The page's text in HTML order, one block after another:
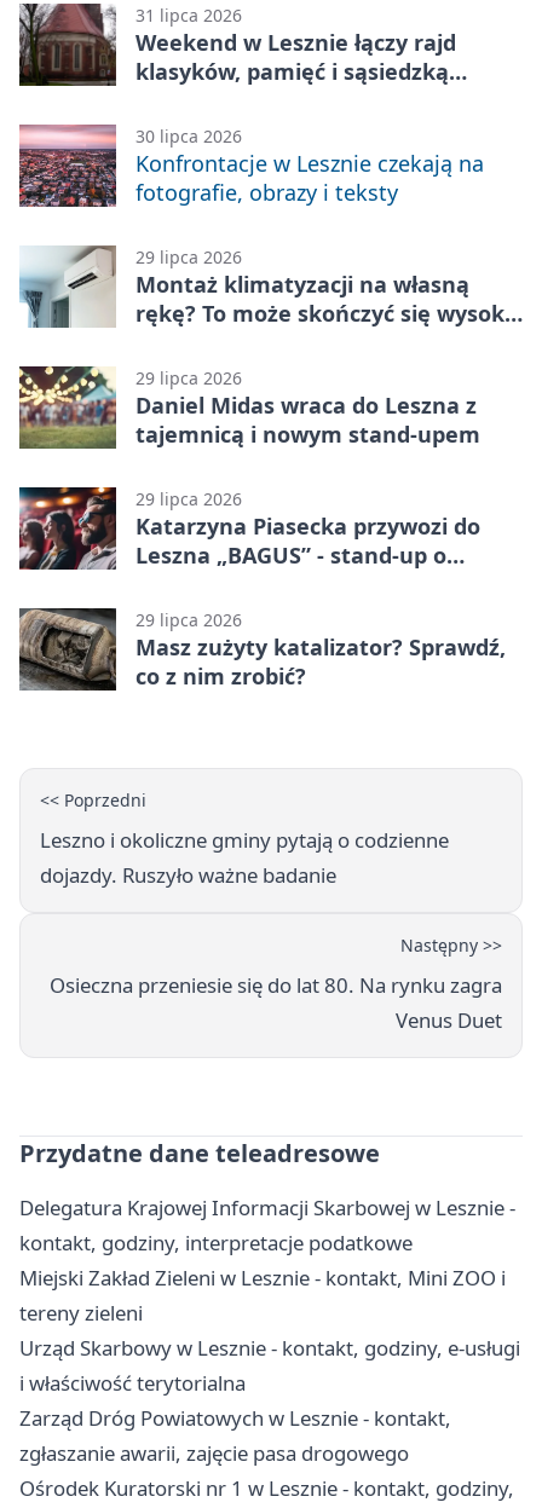
31 lipca 2026
Weekend w Lesznie łączy rajd
klasyków, pamięć i sąsiedzką
30 lipca 2026
Konfrontacje w Lesznie czekają na
fotografie, obrazy i teksty
29 lipca 2026
Montaż klimatyzacji na własną
rękę? To może skończyć się wysoką
29 lipca 2026
Daniel Midas wraca do Leszna z
tajemnicą i nowym stand-upem
29 lipca 2026
Katarzyna Piasecka przywozi do
Leszna „BAGUS” - stand-up o
29 lipca 2026
Masz zużyty katalizator? Sprawdź,
co z nim zrobić?
<< Poprzedni
Leszno i okoliczne gminy pytają o codzienne
dojazdy. Ruszyło ważne badanie
Następny >>
Osieczna przeniesie się do lat 80. Na rynku zagra
Venus Duet
Przydatne dane teleadresowe
Delegatura Krajowej Informacji Skarbowej w Lesznie -
kontakt, godziny, interpretacje podatkowe
Miejski Zakład Zieleni w Lesznie - kontakt, Mini ZOO i
tereny zieleni
Urząd Skarbowy w Lesznie - kontakt, godziny, e-usługi
i właściwość terytorialna
Zarząd Dróg Powiatowych w Lesznie - kontakt,
zgłaszanie awarii, zajęcie pasa drogowego
Ośrodek Kuratorski nr 1 w Lesznie - kontakt, godziny,